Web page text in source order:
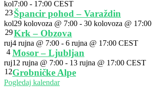
kol
23
7:00 - 17:00 CEST
Špancir pohod – Varaždin
kol
29
29 kolovoza @ 7:00 - 30 kolovoza @ 17:00
Krk – Obzova
ruj
4
4 rujna @ 7:00 - 6 rujna @ 17:00 CEST
Mosor – Ljubljan
ruj
12
12 rujna @ 7:00 - 13 rujna @ 17:00 CEST
Grobničke Alpe
Pogledaj kalendar